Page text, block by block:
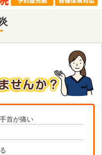
首が痛い